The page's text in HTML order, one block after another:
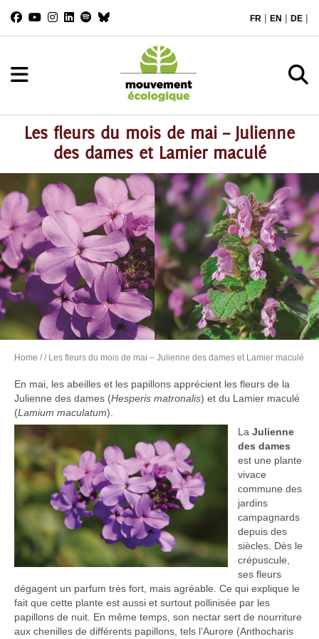
FR | EN | DE |
Les fleurs du mois de mai – Julienne
des dames et Lamier maculé
Home // Les fleurs du mois de mai – Julienne des dames et Lamier maculé
En mai, les abeilles et les papillons apprécient les fleurs de la
Julienne des dames (Hesperis matronalis) et du Lamier maculé
(Lamium maculatum).
La Julienne
des dames
est une plante
vivace
commune des
jardins
campagnards
depuis des
siècles. Dès le
crépuscule,
ses fleurs
dégagent un parfum très fort, mais agréable. Ce qui explique le
fait que cette plante est aussi et surtout pollinisée par les
papillons de nuit. En même temps, son nectar sert de nourriture
aux chenilles de différents papillons, tels l’Aurore (Anthocharis